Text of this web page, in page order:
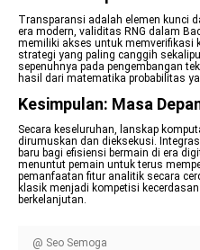
Transparansi adalah elemen kunci
era modern, validitas RNG dalam
memiliki akses untuk memverifikasi
strategi yang paling canggih
sepenuhnya pada pengembangan
hasil dari matematika probabilitas
Kesimpulan: Masa
Secara keseluruhan, lanskap
dirumuskan dan dieksekusi.
baru bagi efisiensi bermain di era
menuntut pemain untuk terus
pemanfaatan fitur analitik secara
klasik menjadi kompetisi
berkelanjutan.
@ Seo Semoga